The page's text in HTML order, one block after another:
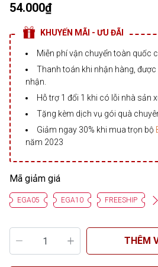
54.000₫
KHUYẾN MÃI - ƯU ĐÃI
Miễn phí vận chuyển toàn quốc
Thanh toán khi nhận hàng,
nhận.
Hỗ trợ 1 đổi 1 khi có lỗi nhà sản
Tặng kèm dịch vụ gói quà
Giảm ngay 30% khi mua trọn bộ
năm 2023
Mã giảm giá
EGA05 EGA10 FREESHIP
THÊM